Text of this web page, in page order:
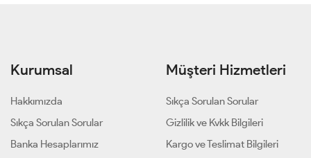
Kurumsal
Hakkımızda
Sıkça Sorulan Sorular
Banka Hesaplarımız
Müşteri Hizmetleri
Sıkça Sorulan Sorular
Gizlilik ve Kvkk Bilgileri
Kargo ve Teslimat Bilgileri